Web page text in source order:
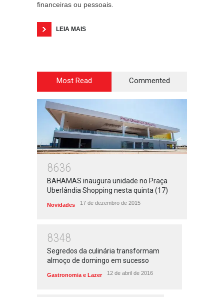
financeiras ou pessoais.
LEIA MAIS
Most Read Commented
8636
BAHAMAS inaugura unidade no Praça
Uberlândia Shopping nesta quinta (17)
Novidades 17 de dezembro de 2015
8348
Segredos da culinária transformam
almoço de domingo em sucesso
Gastronomia e Lazer 12 de abril de 2016